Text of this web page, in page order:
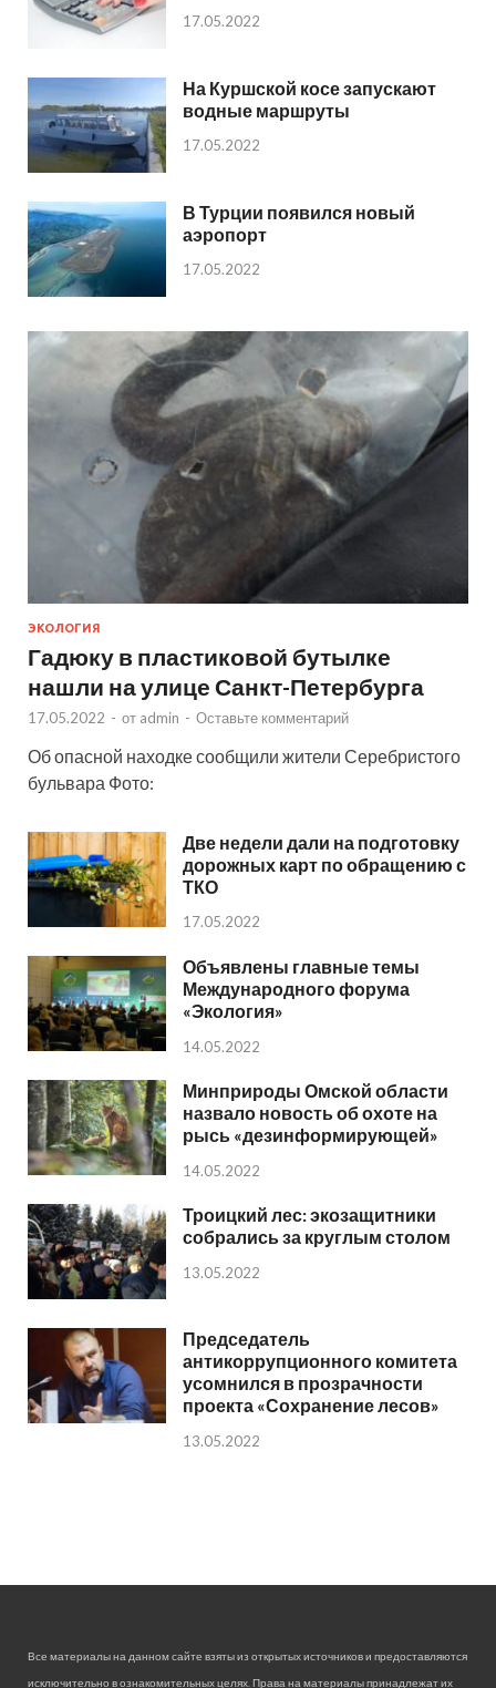
17.05.2022
На Куршской косе запускают
водные маршруты
17.05.2022
В Турции появился новый
аэропорт
17.05.2022
ЭКОЛОГИЯ
Гадюку в пластиковой бутылке
нашли на улице Санкт-Петербурга
17.05.2022 - от admin - Оставьте комментарий
Об опасной находке сообщили жители Серебристого
бульвара Фото:
Две недели дали на подготовку
дорожных карт по обращению с
ТКО
17.05.2022
Объявлены главные темы
Международного форума
«Экология»
14.05.2022
Минприроды Омской области
назвало новость об охоте на
рысь «дезинформирующей»
14.05.2022
Троицкий лес: экозащитники
собрались за круглым столом
13.05.2022
Председатель
антикоррупционного комитета
усомнился в прозрачности
проекта «Сохранение лесов»
13.05.2022
Все материалы на данном сайте взяты из открытых источников и предоставляются
исключительно в ознакомительных целях. Права на материалы принадлежат их